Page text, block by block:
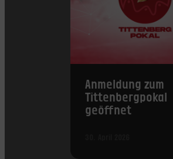
Anmeldung zum
Tittenbergpokal
geöffnet